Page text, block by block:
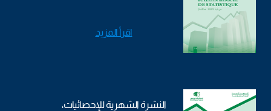
اقرأ المزيد
النشرة الشهرية للإحصائيات،